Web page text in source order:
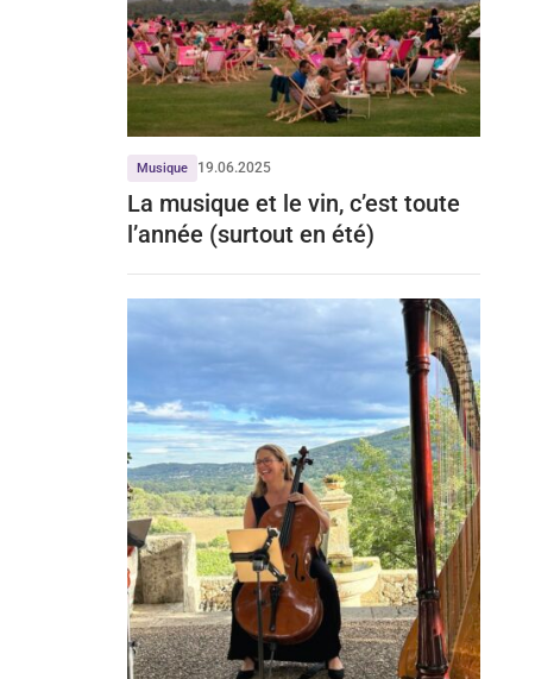
Musique 19.06.2025
La musique et le vin, c’est toute
l’année (surtout en été)